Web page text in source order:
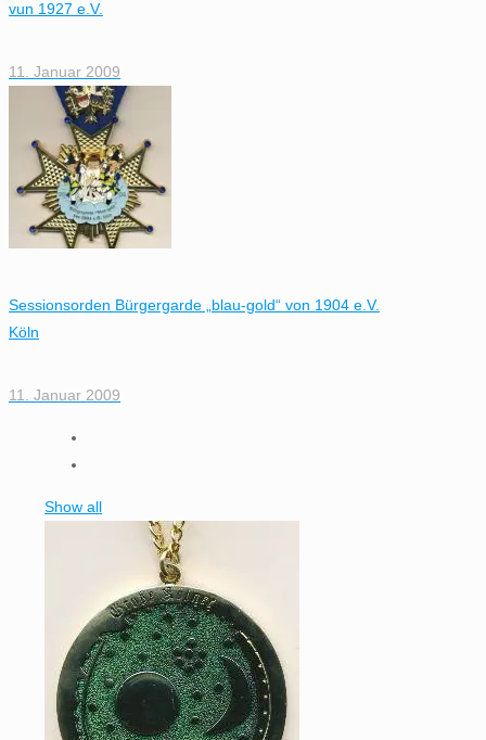
vun 1927 e.V.
11. Januar 2009
Sessionsorden Bürgergarde „blau-gold“ von 1904 e.V.
Köln
11. Januar 2009
Show all